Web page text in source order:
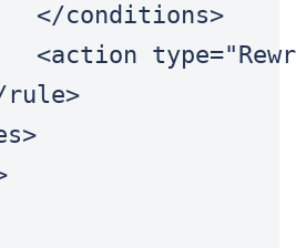
</conditions>
<action
rule>